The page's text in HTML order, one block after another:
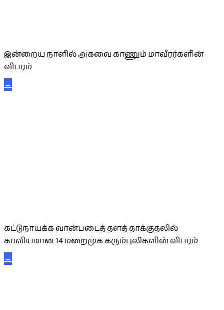
இன்றைய நாளில் அகவை காணும் மாவீரர்களின்
விபரம்
→
கட்டுநாயக்க வான்படைத் தளத் தாக்குதலில்
காவியமான 14 மறைமுக கரும்புலிகளின் விபரம்
→